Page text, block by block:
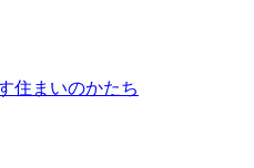
住まいのかたち